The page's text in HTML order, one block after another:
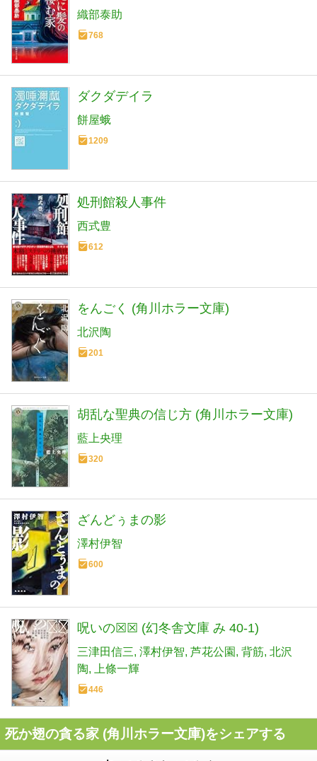
織部泰助
768
ダクダデイラ
餅屋蛾
1209
処刑館殺人事件
西式豊
612
をんごく (角川ホラー文庫)
北沢陶
201
胡乱な聖典の信じ方 (角川ホラー文庫)
藍上央理
320
ざんどぅまの影
澤村伊智
600
呪いの☒☒ (幻冬舎文庫 み 40-1)
三津田信三 澤村伊智 芦花公園 背筋 北沢
陶 上條一輝
446
死か翅の貪る家 (角川ホラー文庫)をシェアする